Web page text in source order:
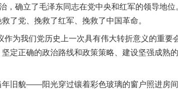
，确立了毛泽东同志在党中央和红军的领导地
了党、挽救了红军、挽救了中国革命。
为我们党历史上一次具有伟大转折意义的重要
定正确的政治路线和政策策略、建设坚强成熟
貌——阳光穿过镶着彩色玻璃的窗户照进房间